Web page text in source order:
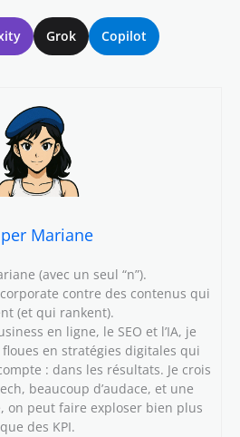
Grok Copilot
Mariane
(avec un seul “n”).
corporate contre des contenus qui
(et qui rankent).
en ligne, le SEO et l’IA, je
en stratégies digitales qui
: dans les résultats. Je crois
beaucoup d’audace, et une
on peut faire exploser bien plus
que des KPI.